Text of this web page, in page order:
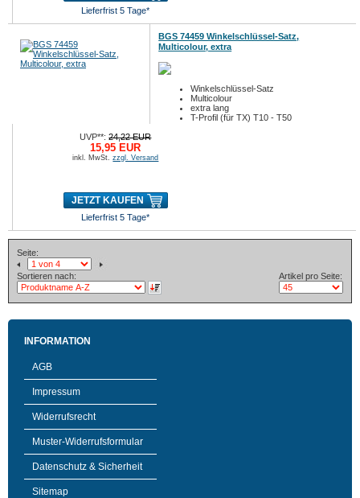
Lieferfrist 5 Tage*
BGS 74459 Winkelschlüssel-Satz,
Multicolour, extra
Winkelschlüssel-Satz
Multicolour
extra lang
T-Profil (für TX) T10 - T50
UVP**:24,22 EUR
15,95 EUR
inkl. MwSt.zzgl. Versand
JETZT KAUFEN
Lieferfrist 5 Tage*
Seite:
Sortieren nach: Artikel pro Seite:
INFORMATION
AGB
Impressum
Widerrufsrecht
Muster-Widerrufsformular
Datenschutz & Sicherheit
Sitemap